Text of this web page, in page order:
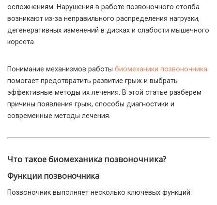
осложнениям. Нарушения в работе позвоночного столба
возникают из-за неправильного распределения нагрузки,
дегенеративных изменений в дисках и слабости мышечного
корсета.
Понимание механизмов работы биомеханики позвоночника
помогает предотвратить развитие грыж и выбрать
эффективные методы их лечения. В этой статье разберем
причины появления грыж, способы диагностики и
современные методы лечения.
Что такое биомеханика позвоночника?
Функции позвоночника
Позвоночник выполняет несколько ключевых функций: